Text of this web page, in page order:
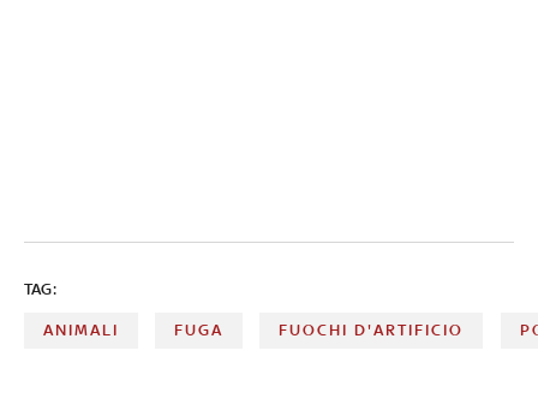
TAG:
ANIMALI FUGA FUOCHI D'ARTIFICIO